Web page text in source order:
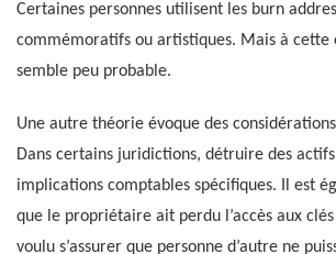
Certaines personnes utilisent les burn
commémoratifs ou artistiques. Mais à cette
semble peu probable.
Une autre théorie évoque des
Dans certains juridictions, détruire des
implications comptables spécifiques. Il est
que le propriétaire ait perdu l’accès aux
voulu s’assurer que personne d’autre ne